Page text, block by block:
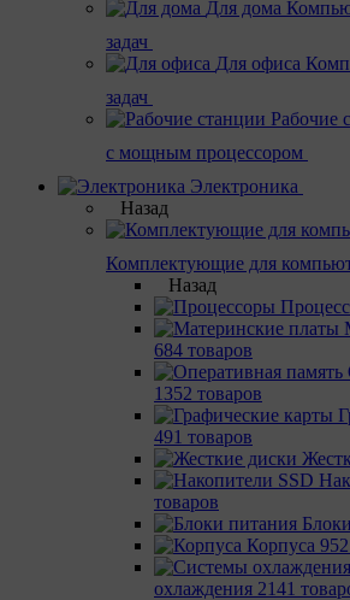
Для дома
задач
Для офиса
задач
Рабочие
с мощным процессором
Электроника
Назад
Комплектующие для
Назад
684 товаров
1352 товаров
491 товаров
товаров
Корпуса
охлаждения 2141